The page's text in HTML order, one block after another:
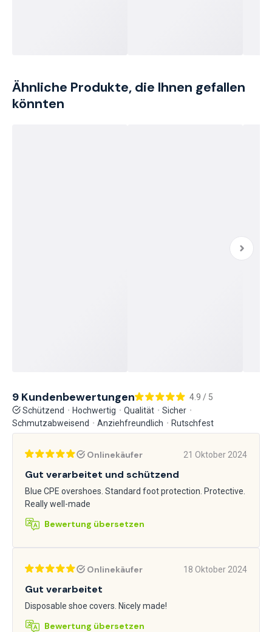
Ähnliche Produkte, die Ihnen gefallen
könnten
9 Kundenbewertungen
4.9 / 5
Schützend
Hochwertig Qualität
Sicher
Schmutzabweisend
Anziehfreundlich Rutschfest
Onlinekäufer 21 Oktober 2024
Gut verarbeitet und schützend
Blue CPE overshoes. Standard foot protection. Protective.
Really well-made
Bewertung übersetzen
Onlinekäufer 18 Oktober 2024
Gut verarbeitet
Disposable shoe covers. Nicely made!
Bewertung übersetzen